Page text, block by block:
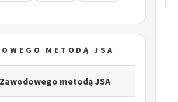
METODĄ JSA
metodą JSA